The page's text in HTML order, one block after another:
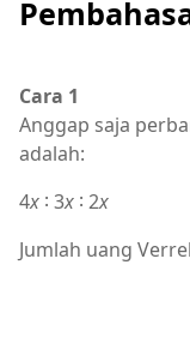
Cara 1
Anggap saja
adalah:
4x ∶ 3x ∶ 2x
Jumlah uang